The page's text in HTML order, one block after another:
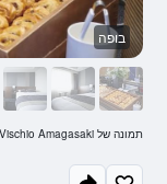
בופה
תמונה של Hotel Vischio Amagasaki